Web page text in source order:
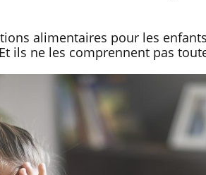
alimentaires pour les
ils ne les comprennent pas